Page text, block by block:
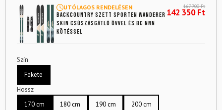
5-ből,
értékelés
alapján
UTÓLAGOS RENDELÉSEN
Backcountry szett SPORTEN Wanderer
SKIN csúszásgátló övvel és BC NNN
kötéssel
167 700Ft
142 350Ft
Szín
Fekete
Hossz
170 cm
180 cm 190 cm 200 cm